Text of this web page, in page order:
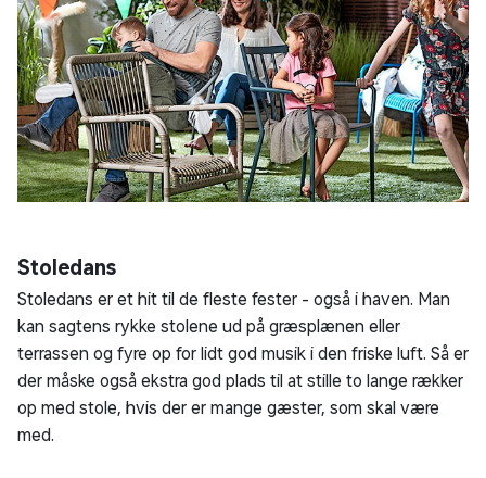
Stoledans
Stoledans er et hit til de fleste fester - også i haven. Man
kan sagtens rykke stolene ud på græsplænen eller
terrassen og fyre op for lidt god musik i den friske luft. Så er
der måske også ekstra god plads til at stille to lange rækker
op med stole, hvis der er mange gæster, som skal være
med.